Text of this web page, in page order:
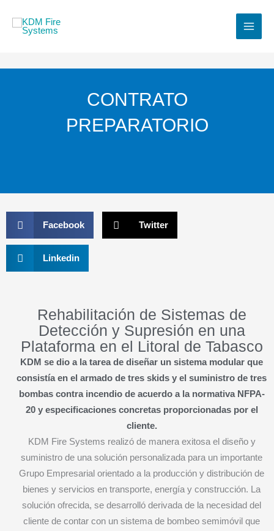
CONTRATO
PREPARATORIO
Facebook Twitter
Linkedin
Rehabilitación de Sistemas de
Detección y Supresión en una
Plataforma en el Litoral de Tabasco
KDM se dio a la tarea de diseñar un sistema modular que
consistía en el armado de tres skids y el suministro de tres
bombas contra incendio de acuerdo a la normativa NFPA-
20 y especificaciones concretas proporcionadas por el
cliente.
KDM Fire Systems realizó de manera exitosa el diseño y
suministro de una solución personalizada para un importante
Grupo Empresarial orientado a la producción y distribución de
bienes y servicios en transporte, energía y construcción. La
solución ofrecida, se desarrolló derivada de la necesidad del
cliente de contar con un sistema de bombeo semimóvil que